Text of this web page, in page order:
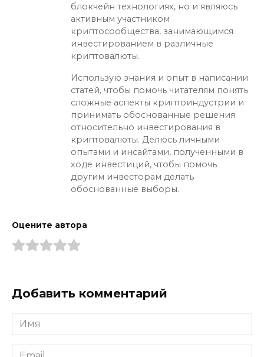
блокчейн технологиях, но и являюсь
активным участником
криптосообщества, занимающимся
инвестированием в различные
криптовалюты.
Использую знания и опыт в написании
статей, чтобы помочь читателям понять
сложные аспекты криптоиндустрии и
принимать обоснованные решения
относительно инвестирования в
криптовалюты. Делюсь личными
опытами и инсайтами, полученными в
ходе инвестиций, чтобы помочь
другим инвесторам делать
обоснованные выборы.
Оцените автора
Добавить комментарий
Имя
*
Email